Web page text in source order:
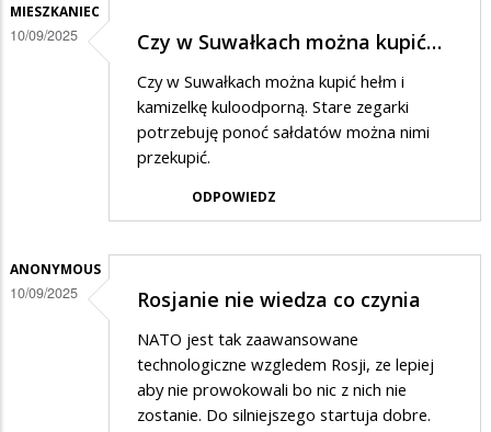
przypadek
MIESZKANIEC
10/09/2025 Czy w Suwałkach można kupić…
Czy w Suwałkach można kupić hełm i
kamizelkę kuloodporną. Stare zegarki
potrzebuję ponoć sałdatów można nimi
przekupić.
ODPOWIEDZ
ANONYMOUS
10/09/2025 Rosjanie nie wiedza co czynia
NATO jest tak zaawansowane
technologiczne wzgledem Rosji, ze lepiej
aby nie prowokowali bo nic z nich nie
zostanie. Do silniejszego startuja dobre.